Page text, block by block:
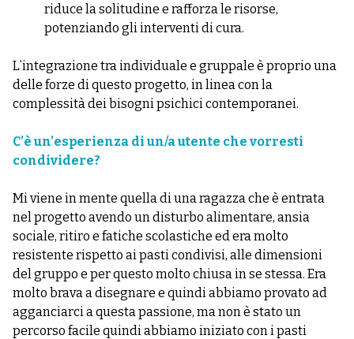
riduce la solitudine e rafforza le risorse,
potenziando gli interventi di cura.
L’integrazione tra individuale e gruppale è proprio una
delle forze di questo progetto, in linea con la
complessità dei bisogni psichici contemporanei.
C’è un’esperienza di un/a utente che vorresti
condividere?
Mi viene in mente quella di una ragazza che è entrata
nel progetto avendo un disturbo alimentare, ansia
sociale, ritiro e fatiche scolastiche ed era molto
resistente rispetto ai pasti condivisi, alle dimensioni
del gruppo e per questo molto chiusa in se stessa. Era
molto brava a disegnare e quindi abbiamo provato ad
agganciarci a questa passione, ma non è stato un
percorso facile quindi abbiamo iniziato con i pasti